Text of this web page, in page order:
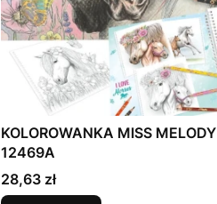
KOLOROWANKA MISS MELODY
12469A
Cena
28,63 zł